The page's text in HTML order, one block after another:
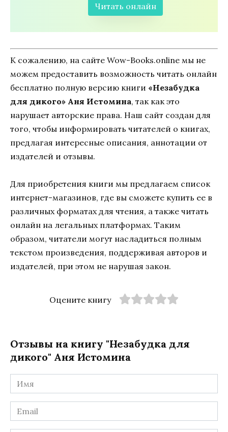
Читать онлайн
К сожалению, на сайте Wow-Books.online мы не
можем предоставить возможность читать онлайн
бесплатно полную версию книги «Незабудка
для дикого» Аня Истомина, так как это
нарушает авторские права. Наш сайт создан для
того, чтобы информировать читателей о книгах,
предлагая интересные описания, аннотации от
издателей и отзывы.
Для приобретения книги мы предлагаем список
интернет-магазинов, где вы сможете купить ее в
различных форматах для чтения, а также читать
онлайн на легальных платформах. Таким
образом, читатели могут насладиться полным
текстом произведения, поддерживая авторов и
издателей, при этом не нарушая закон.
Оцените книгу
Отзывы на книгу "Незабудка для
дикого" Аня Истомина
Имя
*
Email
*